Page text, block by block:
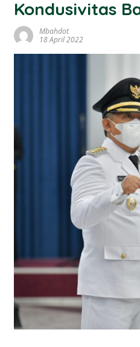
Kondusivitas
Mbahdot
18 April 2022